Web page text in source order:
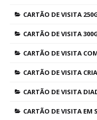
CARTÃO DE VISITA
CARTÃO DE VISITA
CARTÃO DE VISITA
CARTÃO DE VISITA
CARTÃO DE VISITA
CARTÃO DE VISITA EM